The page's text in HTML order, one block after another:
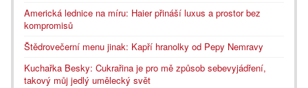
Americká lednice na míru: Haier přináší luxus a prostor bez
kompromisů
Štědrovečerní menu jinak: Kapří hranolky od Pepy Nemravy
Kuchařka Besky: Cukrařina je pro mě způsob sebevyjádření,
takový můj jedlý umělecký svět